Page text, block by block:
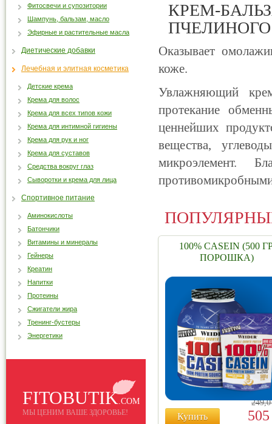
КРЕМ-
Оказывает
коже.
Увлажняющий
протекание
ценнейших
вещества,
микроэлемент.
противомикробными
100% CASEIN (500
ПОРОШКА)
Купить
Фитосвечи и супозитории
Шампунь, бальзам, масло
Эфирные и растительные масла
Диетические добавки
Лечебная и элитная косметика
Детские крема
Крема для волос
Крема для всех типов кожи
Крема для интимной гигиены
Крема для рук и ног
Крема для суставов
Средства вокруг глаз
Сыворотки и крема для лица
Спортивное питание
Аминокислоты
Батончики
Витамины и минералы
Гейнеры
Креатин
Напитки
Протеины
Сжигатели жира
Тренинг-бустеры
Энергетики
FITOBUTIK.COM
МЫ ЦЕНИМ ВАШЕ ЗДОРОВЬЕ!